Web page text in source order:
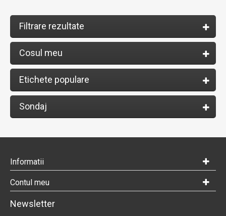
Filtrare rezultate
Cosul meu
Etichete populare
Sondaj
Informatii
Contul meu
Newsletter